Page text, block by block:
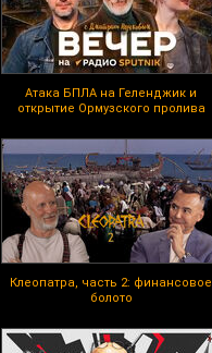
Атака БПЛА на Геленджик и
открытие Ормузского пролива
Клеопатра, часть 2: финансовое
болото